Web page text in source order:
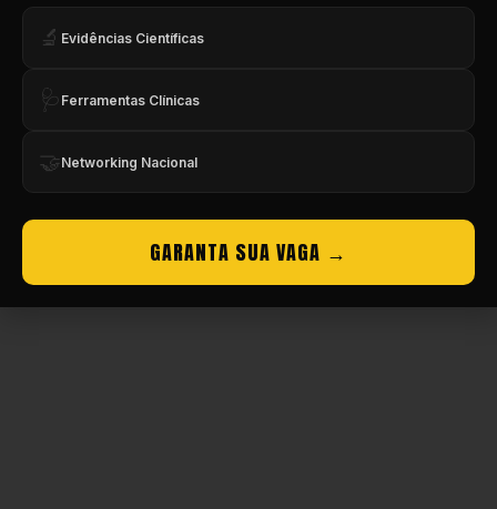
🔬 Evidências Científicas
🩺 Ferramentas Clínicas
🤝 Networking Nacional
GARANTA SUA VAGA →